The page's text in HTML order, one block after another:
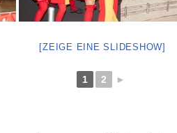
[ZEIGE EINE SLIDESHOW]
1 2 ►